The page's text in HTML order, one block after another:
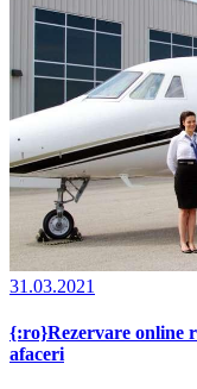
31.03.2021
{:ro}Rezervare online
afaceri